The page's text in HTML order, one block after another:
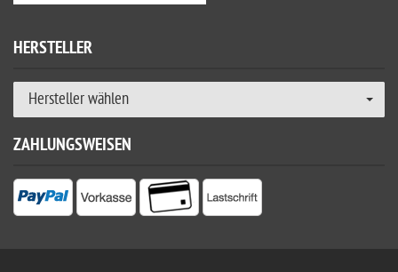
HERSTELLER
Hersteller wählen
ZAHLUNGSWEISEN